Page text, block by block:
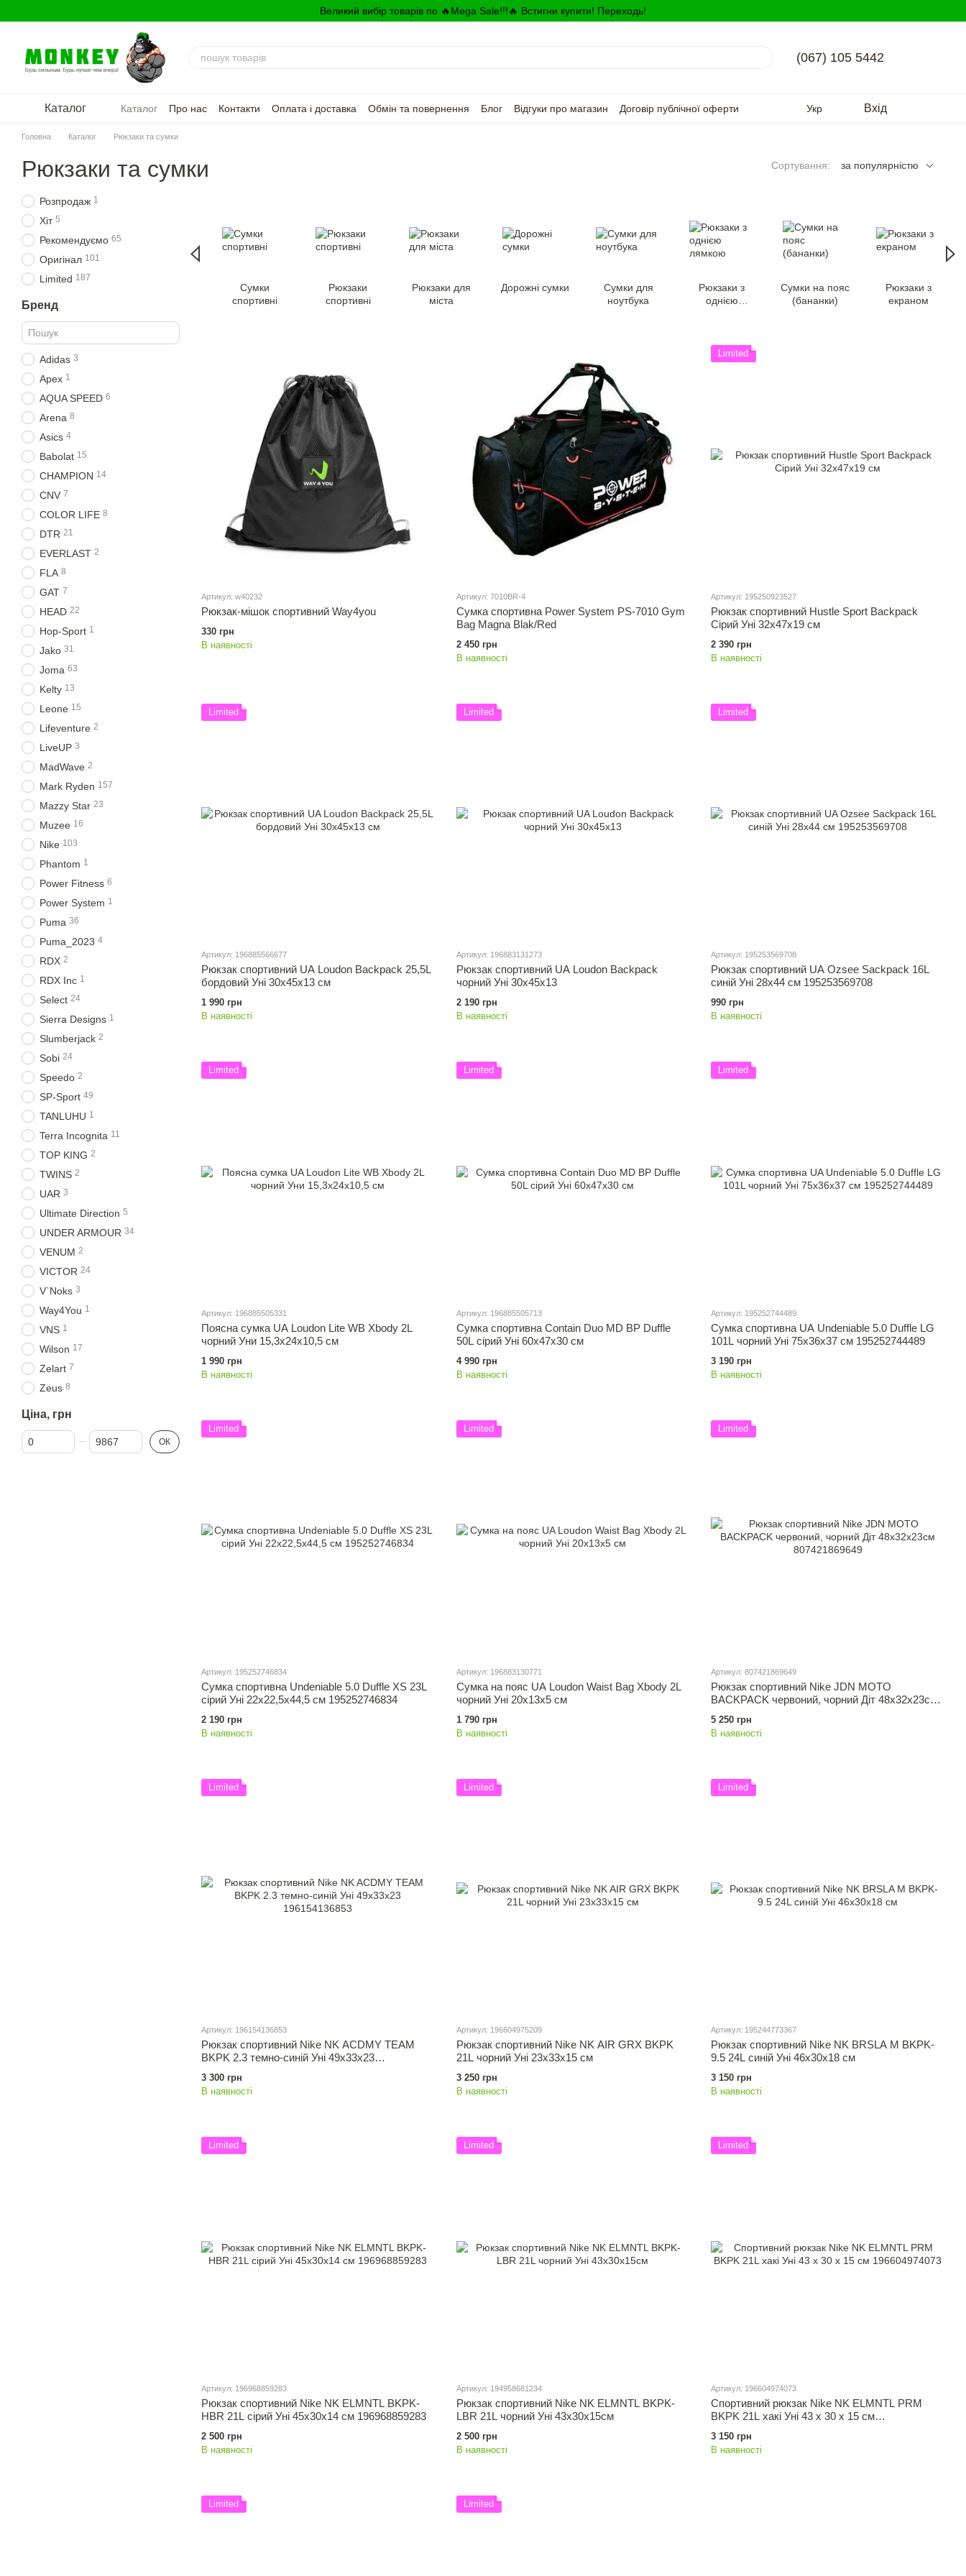
Великий вибір товарів по 🔥Mega Sale!!!🔥 Встигни купити! Переходь!
(067) 105 5442
Каталог Каталог Про нас Контакти Оплата і доставка Обмін та повернення Блог Відгуки про магазин
Договір публічної оферти
Укр Вхід
Головна Каталог Рюкзаки та сумки
Рюкзаки та сумки Сортування: за популярністю
Сумки
спортивні
Рюкзаки
спортивні
Рюкзаки для
міста
Дорожні сумки
Сумки для
ноутбука
Рюкзаки з
однією
Сумки на пояс
(бананки)
Рюкзаки з
екраном
Артикул: w40232
Рюкзак-мішок спортивний Way4you
330 грн
В наявності
Артикул: 7010BR-4
Сумка спортивна Power System PS-7010 Gym
Bag Magna Blak/Red
2 450 грн
В наявності
Limited
Артикул: 195250923527
Рюкзак спортивний Hustle Sport Backpack
Сірий Уні 32х47х19 см
2 390 грн
В наявності
Limited
Артикул: 196885566677
Рюкзак спортивний UA Loudon Backpack 25,5L
бордовий Уні 30х45х13 см
1 990 грн
В наявності
Limited
Артикул: 196883131273
Рюкзак спортивний UA Loudon Backpack
чорний Уні 30х45х13
2 190 грн
В наявності
Limited
Артикул: 195253569708
Рюкзак спортивний UA Ozsee Sackpack 16L
синій Уні 28x44 см 195253569708
990 грн
В наявності
Limited
Артикул: 196885505331
Поясна сумка UA Loudon Lite WB Xbody 2L
чорний Уни 15,3x24x10,5 см
1 990 грн
В наявності
Limited
Артикул: 196885505713
Сумка спортивна Contain Duo MD BP Duffle
50L сірий Уні 60x47x30 см
4 990 грн
В наявності
Limited
Артикул: 195252744489
Сумка спортивна UA Undeniable 5.0 Duffle LG
101L чорний Уні 75х36х37 см 195252744489
3 190 грн
В наявності
Limited
Артикул: 195252746834
Сумка спортивна Undeniable 5.0 Duffle XS 23L
сірий Уні 22x22,5x44,5 см 195252746834
2 190 грн
В наявності
Limited
Артикул: 196883130771
Сумка на пояс UA Loudon Waist Bag Xbody 2L
чорний Уні 20х13х5 см
1 790 грн
В наявності
Limited
Артикул: 807421869649
Рюкзак спортивний Nike JDN MOTO
BACKPACK червоний, чорний Діт 48х32х23см
5 250 грн
В наявності
Limited
Артикул: 196154136853
Рюкзак спортивний Nike NK ACDMY TEAM
BKPK 2.3 темно-синій Уні 49х33х23
3 300 грн
В наявності
Limited
Артикул: 196604975209
Рюкзак спортивний Nike NK AIR GRX BKPK
21L чорний Уні 23x33x15 см
3 250 грн
В наявності
Limited
Артикул: 195244773367
Рюкзак спортивний Nike NK BRSLA M BKPK-
9.5 24L синій Уні 46х30х18 см
3 150 грн
В наявності
Limited
Артикул: 196968859283
Рюкзак спортивний Nike NK ELMNTL BKPK-
HBR 21L сірий Уні 45x30x14 см 196968859283
2 500 грн
В наявності
Limited
Артикул: 194958681234
Рюкзак спортивний Nike NK ELMNTL BKPK-
LBR 21L чорний Уні 43x30x15см
2 500 грн
В наявності
Limited
Артикул: 196604974073
Спортивний рюкзак Nike NK ELMNTL PRM
BKPK 21L хакі Уні 43 x 30 x 15 см
3 150 грн
В наявності
Limited Limited
Розпродаж 1
Хіт 5
Рекомендуємо 65
Оригінал 101
Limited 187
Бренд
Adidas 3
Apex 1
AQUA SPEED 6
Arena 8
Asics 4
Babolat 15
CHAMPION 14
CNV 7
COLOR LIFE 8
DTR 21
EVERLAST 2
FLA 8
GAT 7
HEAD 22
Hop-Sport 1
Jako 31
Joma 63
Kelty 13
Leone 15
Lifeventure 2
LiveUP 3
MadWave 2
Mark Ryden 157
Mazzy Star 23
Muzee 16
Nike 103
Phantom 1
Power Fitness 6
Power System 1
Puma 36
Puma_2023 4
RDX 2
RDX Inc 1
Select 24
Sierra Designs 1
Slumberjack 2
Sobi 24
Speedo 2
SP-Sport 49
TANLUHU 1
Terra Incognita 11
TOP KING 2
TWINS 2
UAR 3
Ultimate Direction 5
UNDER ARMOUR 34
VENUM 2
VICTOR 24
V`Noks 3
Way4You 1
VNS 1
Wilson 17
Zelart 7
Zeus 8
Ціна, грн
Від Ціна, грн
До Ціна, грн ОК